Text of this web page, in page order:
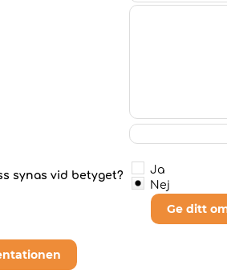
synas vid betyget?
Ja
Nej
Ge ditt